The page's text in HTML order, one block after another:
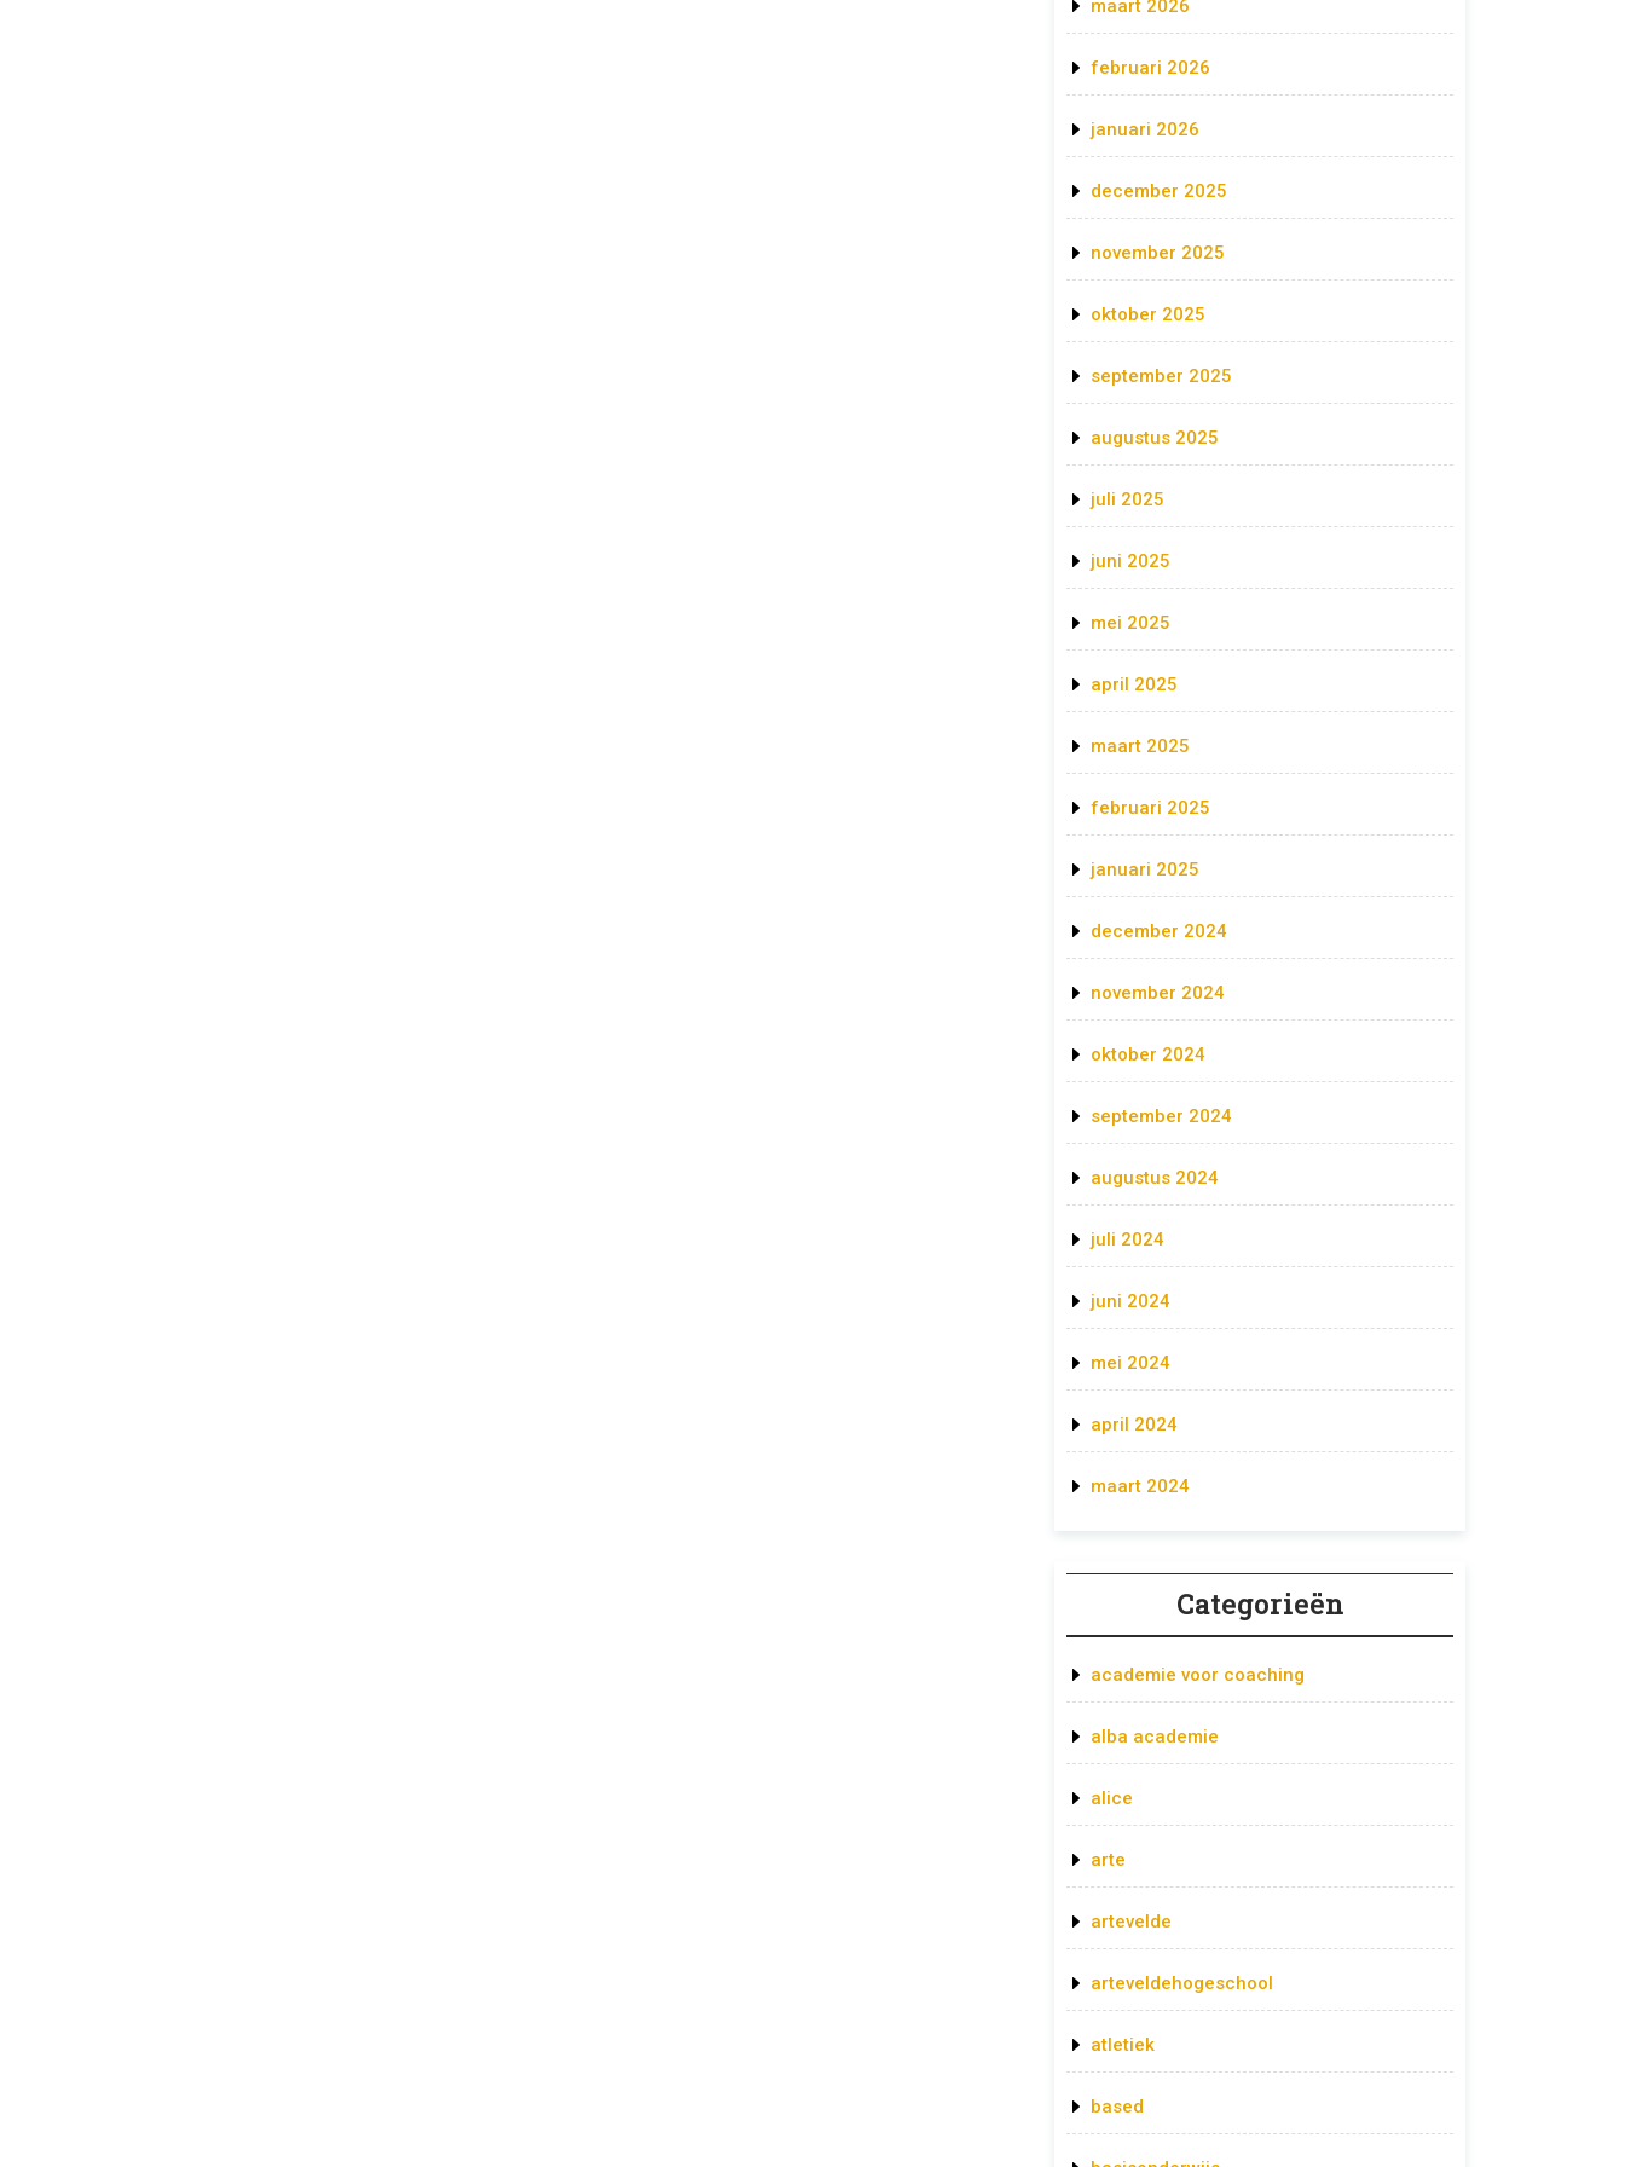
maart 2026
februari 2026
januari 2026
december 2025
november 2025
oktober 2025
september 2025
augustus 2025
juli 2025
juni 2025
mei 2025
april 2025
maart 2025
februari 2025
januari 2025
december 2024
november 2024
oktober 2024
september 2024
augustus 2024
juli 2024
juni 2024
mei 2024
april 2024
maart 2024
Categorieën
academie voor coaching
alba academie
alice
arte
artevelde
arteveldehogeschool
atletiek
based